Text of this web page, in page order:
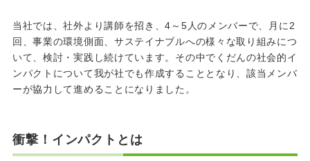
当社では、社外より講師を招き、4 ～ 5 人のメンバーで、月に 2
回、事業の環境側面、サステイナブルへの様々な取り組みにつ
いて、検討・実践し続けています。その中でくだんの社会的イ
ンパクトについて我が社でも作成することとなり、該当メンバ
ーが協力して進めることになりました。
衝撃！インパクトとは